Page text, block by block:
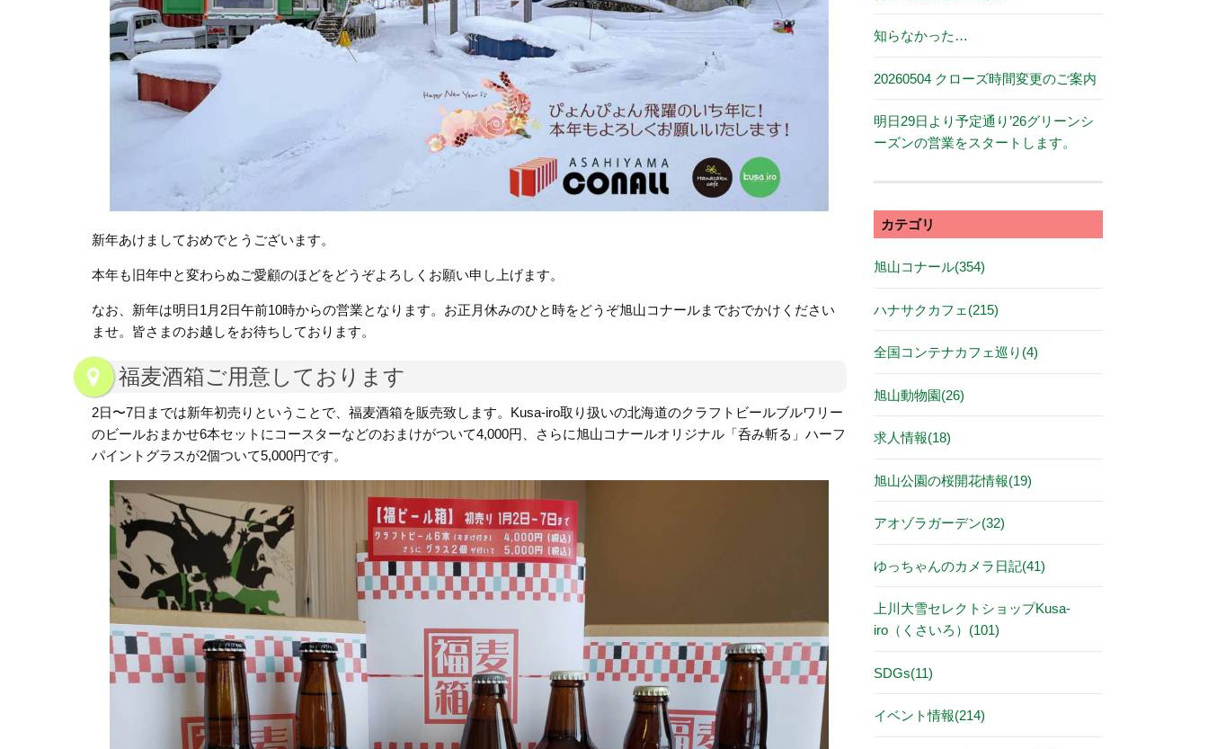
新年あけましておめでとうございます。
本年も旧年中と変わらぬご愛顧のほどをどうぞよろしくお願い申し上げます。
なお、新年は明日1月2日午前10時からの営業となります。お正月休みのひと時をどうぞ旭山コナールまでおでかけください
ませ。皆さまのお越しをお待ちしております。
福麦酒箱ご用意しております
2日〜7日までは新年初売りということで、福麦酒箱を販売致します。Kusa-iro取り扱いの北海道のクラフトビールブルワリー
のビールおまかせ6本セットにコースターなどのおまけがついて4,000円、さらに旭山コナールオリジナル「呑み斬る」ハーフ
パイントグラスが2個ついて5,000円です。
知らなかった…
20260504 クローズ時間変更のご案内
明日29日より予定通り’26グリーンシ
ーズンの営業をスタートします。
カテゴリ
旭山コナール(354)
ハナサクカフェ(215)
全国コンテナカフェ巡り(4)
旭山動物園(26)
求人情報(18)
旭山公園の桜開花情報(19)
アオゾラガーデン(32)
ゆっちゃんのカメラ日記(41)
上川大雪セレクトショップKusa-
iro（くさいろ）(101)
SDGs(11)
イベント情報(214)